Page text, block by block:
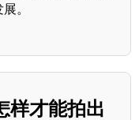
。
样才能拍出